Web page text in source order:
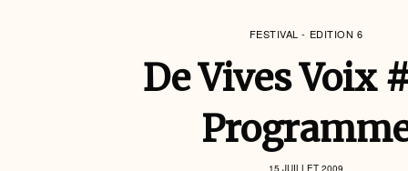
FESTIVAL - EDITION 6
De Vives Voix
15 JUILLET 2009